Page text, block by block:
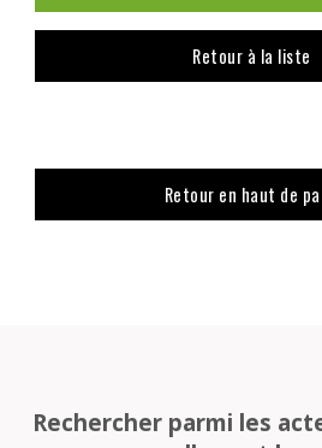
Retour à la liste
Retour en haut de
Rechercher parmi les